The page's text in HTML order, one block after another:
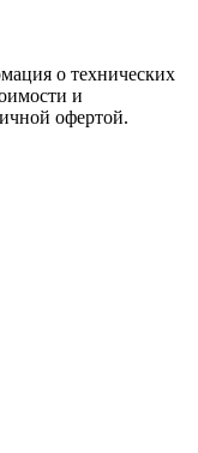
о технических
и
офертой.